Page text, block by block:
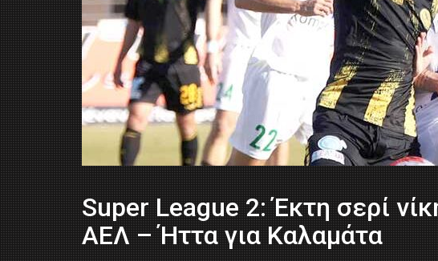
Super League 2: Έκτη σερί
ΑΕΛ – Ήττα για Καλαμάτα